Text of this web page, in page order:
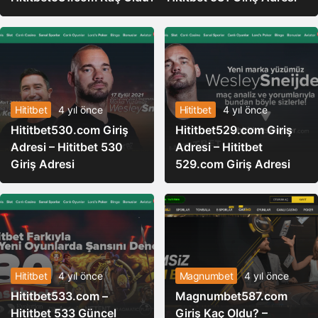
Quant 2.828,71 2.814,00 2.864,15
​​Stable 1,55 1,59
POL (ex-
MATIC)
3,54
Algorand 4,13
NEXO 33,89 33,73 34,78
Kaspa 1,23
Gate 316,66 306,32 320,83
Hititbet 4 yıl önce
Hititbet530.com Giriş
Adresi – Hititbet 530
Giriş Adresi
Hititbet 4 yıl önce
Hititbet529.com Giriş
Adresi – Hititbet
529.com Giriş Adresi
Hititbet 4 yıl önce
Hititbet533.com –
Hititbet 533 Güncel
Magnumbet 4 yıl önce
Magnumbet587.com
Giriş Kaç Oldu? –